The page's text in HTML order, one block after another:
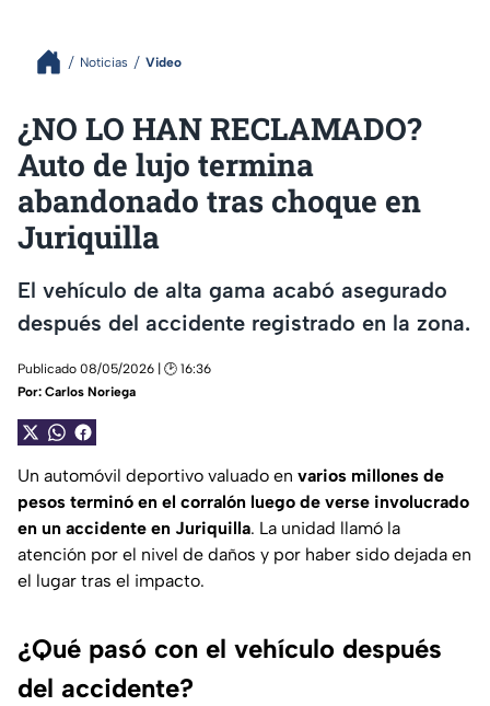
Noticias Video
¿NO LO HAN RECLAMADO?
Auto de lujo termina
abandonado tras choque en
Juriquilla
El vehículo de alta gama acabó asegurado
después del accidente registrado en la zona.
Publicado 08/05/2026 | 🕑 16:36
Por: Carlos Noriega
Un automóvil deportivo valuado en varios millones de
pesos terminó en el corralón luego de verse involucrado
en un accidente en Juriquilla. La unidad llamó la
atención por el nivel de daños y por haber sido dejada en
el lugar tras el impacto.
¿Qué pasó con el vehículo después
del accidente?